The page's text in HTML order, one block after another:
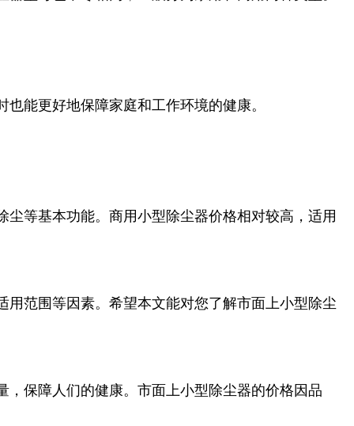
能更好地保障家庭和工作环境的健康。
等基本功能。商用小型除尘器价格相对较高，适用
范围等因素。希望本文能对您了解市面上小型除尘
保障人们的健康。市面上小型除尘器的价格因品